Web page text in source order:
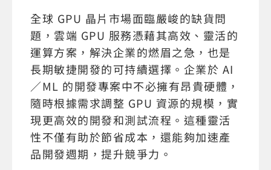
全球 GPU 晶片市場面臨嚴峻的缺貨問
題，雲端 GPU 服務憑藉其高效、靈活的
運算方案，解決企業的燃眉之急，也是
長期敏捷開發的可持續選擇。企業於 AI
／ML 的開發專案中不必擁有昂貴硬體，
隨時根據需求調整 GPU 資源的規模，實
現更高效的開發和測試流程。這種靈活
性不僅有助於節省成本，還能夠加速產
品開發週期，提升競爭力。